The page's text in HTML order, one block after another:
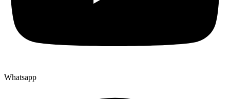
Whatsapp